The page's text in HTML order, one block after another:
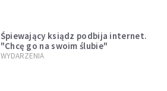
Śpiewający ksiądz podbija internet.
"Chcę go na swoim ślubie"
WYDARZENIA